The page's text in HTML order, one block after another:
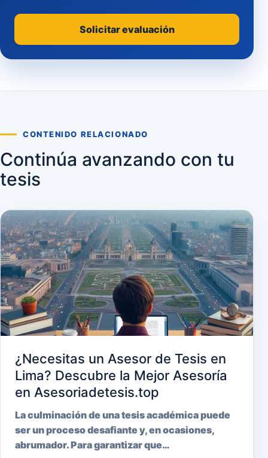
Solicitar evaluación
CONTENIDO RELACIONADO
Continúa avanzando con tu
tesis
¿Necesitas un Asesor de Tesis en
Lima? Descubre la Mejor Asesoría
en Asesoriadetesis.top
La culminación de una tesis académica puede
ser un proceso desafiante y, en ocasiones,
abrumador. Para garantizar que…